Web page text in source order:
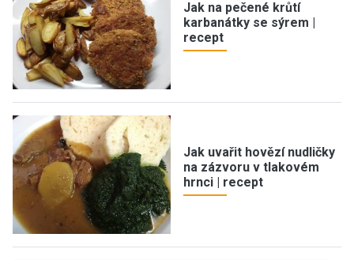
Jak na pečené krůtí
karbanátky se sýrem |
recept
Jak uvařit hovězí nudličky
na zázvoru v tlakovém
hrnci | recept